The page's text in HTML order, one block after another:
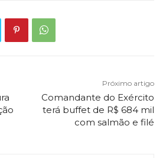
Próximo artigo
Comandante do Exército
terá buffet de R$ 684 mil
com salmão e filé